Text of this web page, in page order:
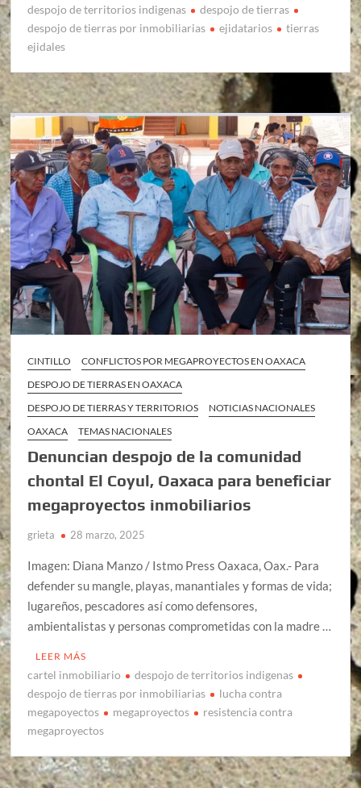
despojo de territorios indigenas
despojo de tierras
despojo de tierras por inmobiliarias
ejidatarios
tierras
ejidales
CINTILLO
CONFLICTOS POR MEGAPROYECTOS EN OAXACA
DESPOJO DE TIERRAS EN OAXACA
DESPOJO DE TIERRAS Y TERRITORIOS
NOTICIAS NACIONALES
OAXACA
TEMAS NACIONALES
Denuncian despojo de la comunidad
chontal El Coyul, Oaxaca para beneficiar
megaproyectos inmobiliarios
grieta 28 marzo, 2025
Imagen: Diana Manzo / Istmo Press Oaxaca, Oax.- Para
defender su mangle, playas, manantiales y formas de vida;
lugareños, pescadores así como defensores,
ambientalistas y personas comprometidas con la madre …
LEER MÁS
cartel inmobiliario
despojo de territorios indigenas
despojo de tierras por inmobiliarias
lucha contra
megapoyectos
megaproyectos
resistencia contra
megaproyectos